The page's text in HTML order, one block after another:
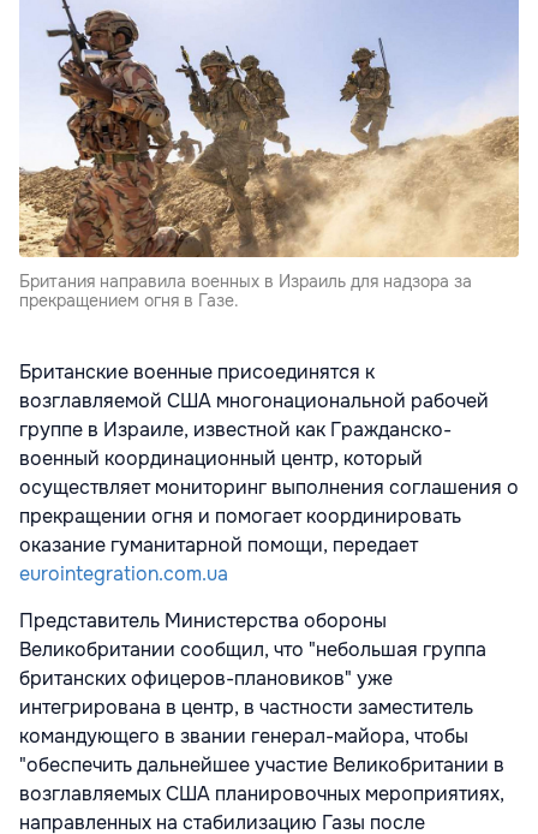
Британия направила военных в Израиль для надзора за
прекращением огня в Газе.
Британские военные присоединятся к
возглавляемой США многонациональной рабочей
группе в Израиле, известной как Гражданско-
военный координационный центр, который
осуществляет мониторинг выполнения соглашения о
прекращении огня и помогает координировать
оказание гуманитарной помощи, передает
eurointegration.com.ua
Представитель Министерства обороны
Великобритании сообщил, что "небольшая группа
британских офицеров-плановиков" уже
интегрирована в центр, в частности заместитель
командующего в звании генерал-майора, чтобы
"обеспечить дальнейшее участие Великобритании в
возглавляемых США планировочных мероприятиях,
направленных на стабилизацию Газы после